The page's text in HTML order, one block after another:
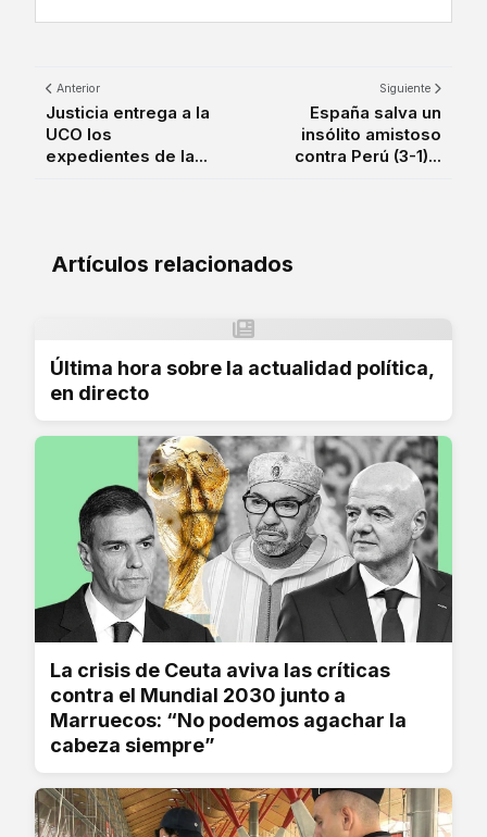
Anterior
Justicia entrega a la
UCO los
expedientes de la...
Siguiente
España salva un
insólito amistoso
contra Perú (3-1)...
Artículos relacionados
Última hora sobre la actualidad política,
en directo
La crisis de Ceuta aviva las críticas
contra el Mundial 2030 junto a
Marruecos: “No podemos agachar la
cabeza siempre”